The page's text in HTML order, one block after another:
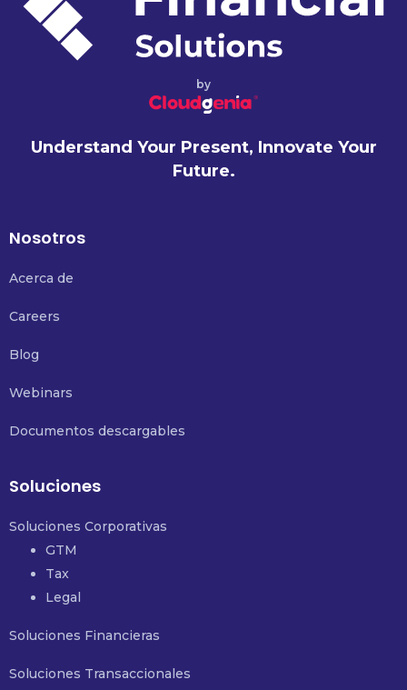
by
Understand Your Present, Innovate Your
Future.
Nosotros
Acerca de
Careers
Blog
Webinars
Documentos descargables
Soluciones
Soluciones Corporativas
GTM
Tax
Legal
Soluciones Financieras
Soluciones Transaccionales